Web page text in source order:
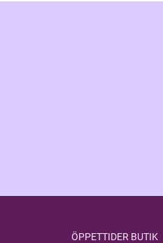
ÖPPETTIDER BUTIK